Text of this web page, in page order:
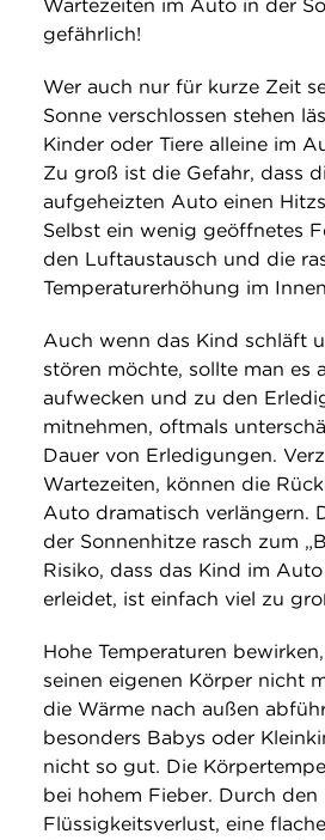
Wartezeiten im Auto in der
gefährlich!
Wer auch nur für kurze Zeit
Sonne verschlossen stehen
Kinder oder Tiere alleine im
Zu groß ist die Gefahr, dass
aufgeheizten Auto einen
Selbst ein wenig geöffnetes
den Luftaustausch und die
Temperaturerhöhung im
Auch wenn das Kind schläft
stören möchte, sollte man es
aufwecken und zu den
mitnehmen, oftmals
Dauer von Erledigungen.
Wartezeiten, können die
Auto dramatisch verlängern.
der Sonnenhitze rasch zum
Risiko, dass das Kind im
erleidet, ist einfach viel zu
Hohe Temperaturen
seinen eigenen Körper nicht
die Wärme nach außen
besonders Babys oder
nicht so gut. Die
bei hohem Fieber. Durch den
Flüssigkeitsverlust, eine